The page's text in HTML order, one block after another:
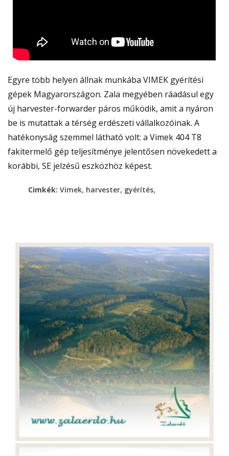
Egyre több helyen állnak munkába VIMEK gyérítési
gépek Magyarországon. Zala megyében ráadásul egy
új harvester-forwarder páros működik, amit a nyáron
be is mutattak a térség erdészeti vállalkozóinak. A
hatékonyság szemmel látható volt: a Vimek 404 T8
fakitermelő gép teljesítménye jelentősen növekedett a
korábbi, SE jelzésű eszközhöz képest.
Cimkék: Vimek, harvester, gyérítés,